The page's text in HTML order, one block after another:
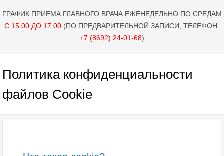
ГРАФИК ПРИЕМА ГЛАВНОГО ВРАЧА ЕЖЕНЕДЕЛЬНО ПО СРЕДАМ
С 15:00 ДО 17:00 (ПО ПРЕДВАРИТЕЛЬНОЙ ЗАПИСИ, ТЕЛЕФОН:
+7 (8692) 24-01-68)
Политика конфиденциальности
файлов Cookie